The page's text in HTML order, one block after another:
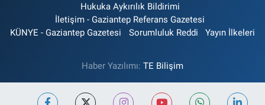
Hukuka Aykırılık Bildirimi
İletişim - Gaziantep Referans Gazetesi
KÜNYE - Gaziantep Gazetesi
Sorumluluk Reddi Yayın İlkeleri
Haber Yazılımı: TE Bilişim